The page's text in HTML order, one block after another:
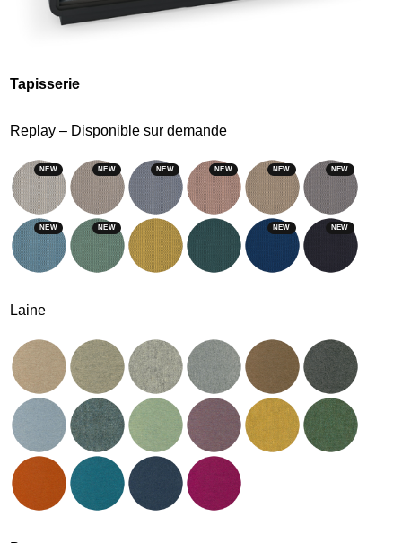
Tapisserie
Replay – Disponible sur demande
NEW NEW NEW NEW NEW NEW
NEW NEW NEW NEW
Laine